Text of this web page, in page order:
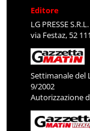
Editore
LG PRESSE S.R.L.
via Festaz, 52
Settimanale del
9/2002
Autorizzazione